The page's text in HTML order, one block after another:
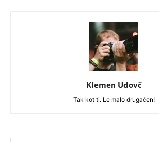
Klemen Udovč
Tak kot ti. Le malo drugačen!